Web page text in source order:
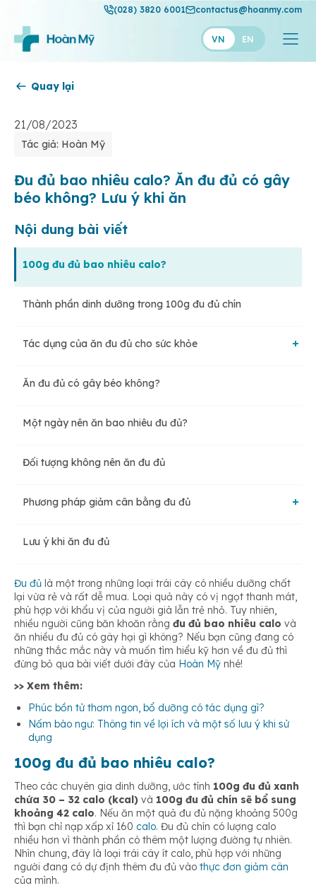
(028) 3820 6001 contactus@hoanmy.com
VN EN
Thuận Mỹ
Quay lại
21/08/2023
Tác giả: Hoàn Mỹ
Đu đủ bao nhiêu calo? Ăn đu đủ có gây
béo không? Lưu ý khi ăn
Nội dung bài viết
100g đu đủ bao nhiêu calo?
Thành phần dinh dưỡng trong 100g đu đủ chín
Tác dụng của ăn đu đủ cho sức khỏe
Hỗ trợ giảm cân
Kháng viêm kháng sưng
Hỗ trợ làm đẹp da
Ăn đu đủ có gây béo không?
Một ngày nên ăn bao nhiêu đu đủ?
Đối tượng không nên ăn đu đủ
Phương pháp giảm cân bằng đu đủ
Cách ăn đu đủ giảm cân
Gợi ý các công thức giảm cân hiệu quả từ đu đủ
Lưu ý khi ăn đu đủ
Đu đủ là một trong những loại trái cây có nhiều dưỡng chất
lại vừa rẻ và rất dễ mua. Loại quả này có vị ngọt thanh mát,
phù hợp với khẩu vị của người già lẫn trẻ nhỏ. Tuy nhiên,
nhiều người cũng băn khoăn rằng đu đủ bao nhiêu calo và
ăn nhiều đu đủ có gây hại gì không? Nếu bạn cũng đang có
những thắc mắc này và muốn tìm hiểu kỹ hơn về đu đủ thì
đừng bỏ qua bài viết dưới đây của Hoàn Mỹ nhé!
>> Xem thêm:
Phúc bồn tử thơm ngon, bổ dưỡng có tác dụng gì?
Nấm bào ngư: Thông tin về lợi ích và một số lưu ý khi sử
dụng
100g đu đủ bao nhiêu calo?
Theo các chuyên gia dinh dưỡng, ước tính 100g đu đủ xanh
chứa 30 – 32 calo (kcal) và 100g đu đủ chín sẽ bổ sung
khoảng 42 calo. Nếu ăn một quả đu đủ nặng khoảng 500g
thì bạn chỉ nạp xấp xỉ 160 calo. Đu đủ chín có lượng calo
nhiều hơn vì thành phần có thêm một lượng đường tự nhiên.
Nhìn chung, đây là loại trái cây ít calo, phù hợp với những
người đang có dự định thêm đu đủ vào thực đơn giảm cân
của mình.